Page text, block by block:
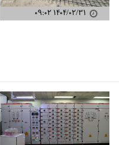
۱۴۰۴/۰۲/۳۱ ۰۹:۰۲